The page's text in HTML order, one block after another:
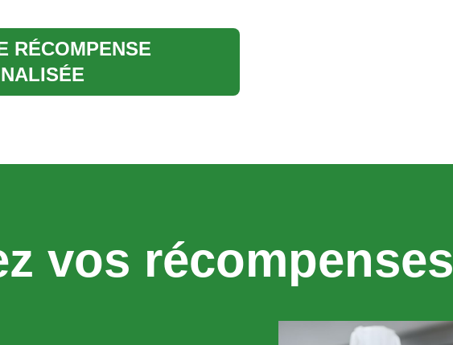
RÉCOMPENSE
vos récompenses